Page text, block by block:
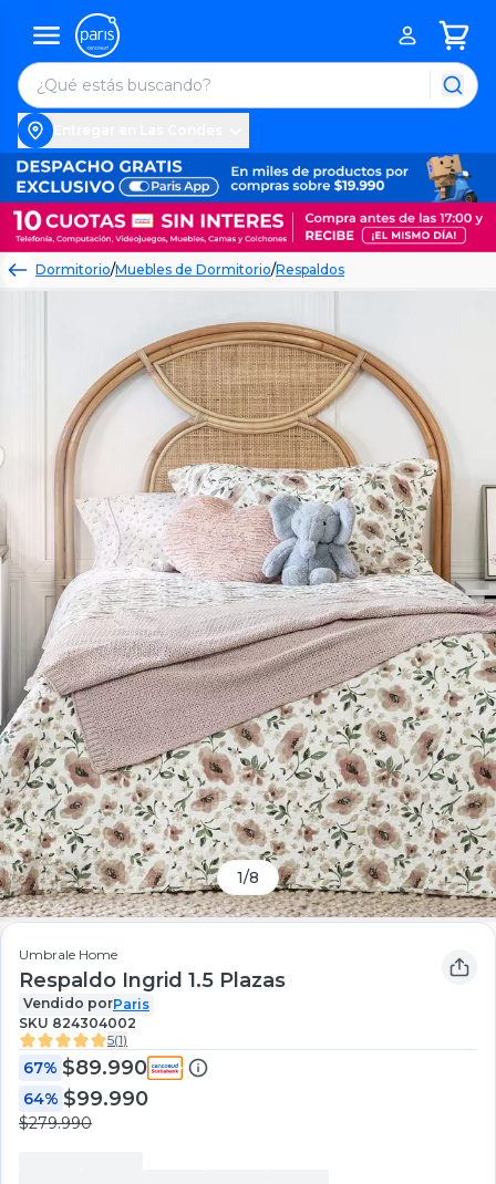
Dormitorio/Muebles de Dormitorio/Respaldos
1/8
Umbrale Home
Respaldo Ingrid 1.5 Plazas
Vendido porParis
SKU 824304002
5(1)
67% $89.990
64% $99.990
$279.990